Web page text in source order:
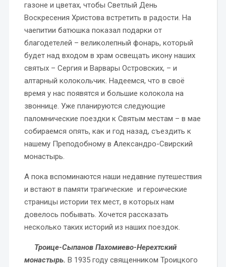
газоне и цветах, чтобы Светлый День
Воскресения Христова встретить в радости. На
чаепитии батюшка показал подарки от
благодетелей – великолепный фонарь, который
будет над входом в храм освещать икону наших
святых – Сергия и Варвары Островских, – и
алтарный колокольчик. Надеемся, что в своё
время у нас появятся и большие колокола на
звоннице. Уже планируются следующие
паломнические поездки к Святым местам – в мае
собираемся опять, как и год назад, съездить к
нашему Преподобному в Александро-Свирский
монастырь.
А пока вспоминаются наши недавние путешествия
и встают в памяти трагические и героические
страницы истории тех мест, в которых нам
довелось побывать. Хочется рассказать
несколько таких историй из наших поездок.
Троице-Сыпанов Пахомиево-Нерехтский
монастырь. В 1935 году священником Троицкого